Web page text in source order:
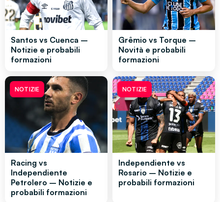
Santos vs Cuenca –
Notizie e probabili
formazioni
Grêmio vs Torque –
Novità e probabili
formazioni
NOTIZIE
Racing vs
Independiente
Petrolero – Notizie e
probabili formazioni
NOTIZIE
Independiente vs
Rosario – Notizie e
probabili formazioni